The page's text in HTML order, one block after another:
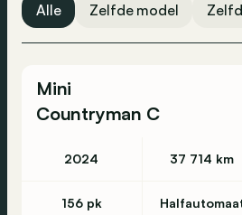
Alle Zelfde model
Mini
Countryman C
2024 37 714 km
156 pk